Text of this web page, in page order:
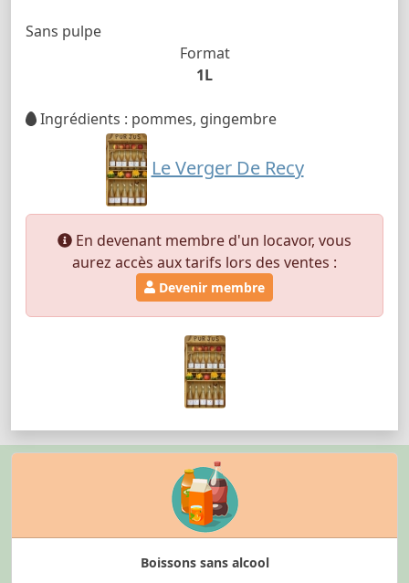
Sans pulpe
Format
1L
Ingrédients : pommes, gingembre
Le Verger De Recy
En devenant membre d'un locavor, vous
aurez accès aux tarifs lors des ventes :
Devenir membre
Boissons sans alcool